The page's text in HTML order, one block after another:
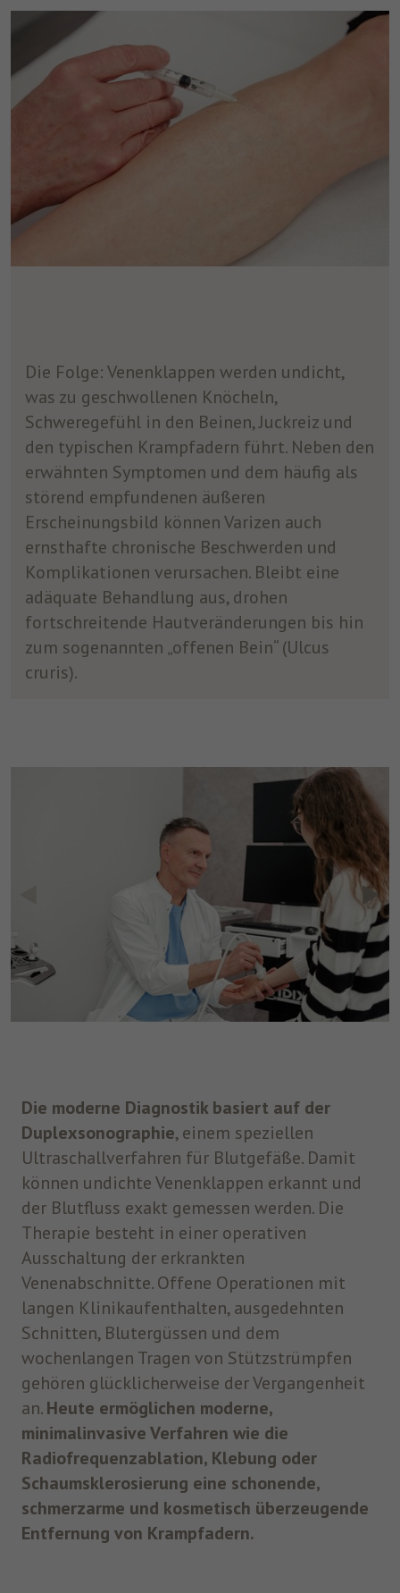
Die Folge: Venenklappen werden undicht,
was zu geschwollenen Knöcheln,
Schweregefühl in den Beinen, Juckreiz und
den typischen Krampfadern führt. Neben den
erwähnten Symptomen und dem häufig als
störend empfundenen äußeren
Erscheinungsbild können Varizen auch
ernsthafte chronische Beschwerden und
Komplikationen verursachen. Bleibt eine
adäquate Behandlung aus, drohen
fortschreitende Hautveränderungen bis hin
zum sogenannten „offenen Bein“ (Ulcus
cruris).
Die moderne Diagnostik basiert auf der
Duplexsonographie, einem speziellen
Ultraschallverfahren für Blutgefäße. Damit
können undichte Venenklappen erkannt und
der Blutfluss exakt gemessen werden. Die
Therapie besteht in einer operativen
Ausschaltung der erkrankten
Venenabschnitte. Offene Operationen mit
langen Klinikaufenthalten, ausgedehnten
Schnitten, Blutergüssen und dem
wochenlangen Tragen von Stützstrümpfen
gehören glücklicherweise der Vergangenheit
an.Heute ermöglichen moderne,
minimalinvasive Verfahren wie die
Radiofrequenzablation, Klebung oder
Schaumsklerosierung eine schonende,
schmerzarme und kosmetisch überzeugende
Entfernung von Krampfadern.
um nach dem Besuch der Website entweder
Plattform, die von Facebook-Werbung
unterstützt wird, Werbung anzuzeigen.
Facebook
Laufzeit
Facebook setzt dieses Cookie, um den
Nutzern relevante Werbung zu zeigen,